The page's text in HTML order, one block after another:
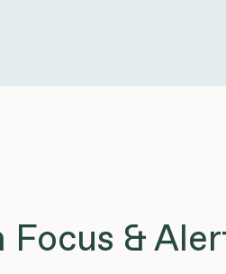
Focus &